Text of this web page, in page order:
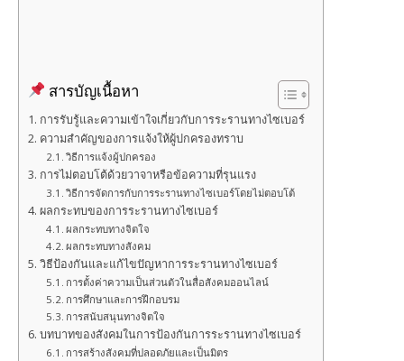
สารบัญเนื้อหา
การรับรู้และความเข้าใจเกี่ยวกับการระรานทางไซเบอร์
ความสำคัญของการแจ้งให้ผู้ปกครองทราบ
วิธีการแจ้งผู้ปกครอง
การไม่ตอบโต้ด้วยวาจาหรือข้อความที่รุนแรง
วิธีการจัดการกับการระรานทางไซเบอร์โดยไม่ตอบโต้
ผลกระทบของการระรานทางไซเบอร์
ผลกระทบทางจิตใจ
ผลกระทบทางสังคม
วิธีป้องกันและแก้ไขปัญหาการระรานทางไซเบอร์
การตั้งค่าความเป็นส่วนตัวในสื่อสังคมออนไลน์
การศึกษาและการฝึกอบรม
การสนับสนุนทางจิตใจ
บทบาทของสังคมในการป้องกันการระรานทางไซเบอร์
การสร้างสังคมที่ปลอดภัยและเป็นมิตร